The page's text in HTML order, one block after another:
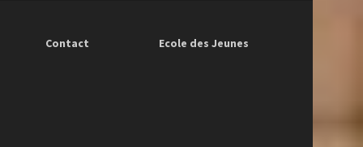
Contact Ecole des Jeunes